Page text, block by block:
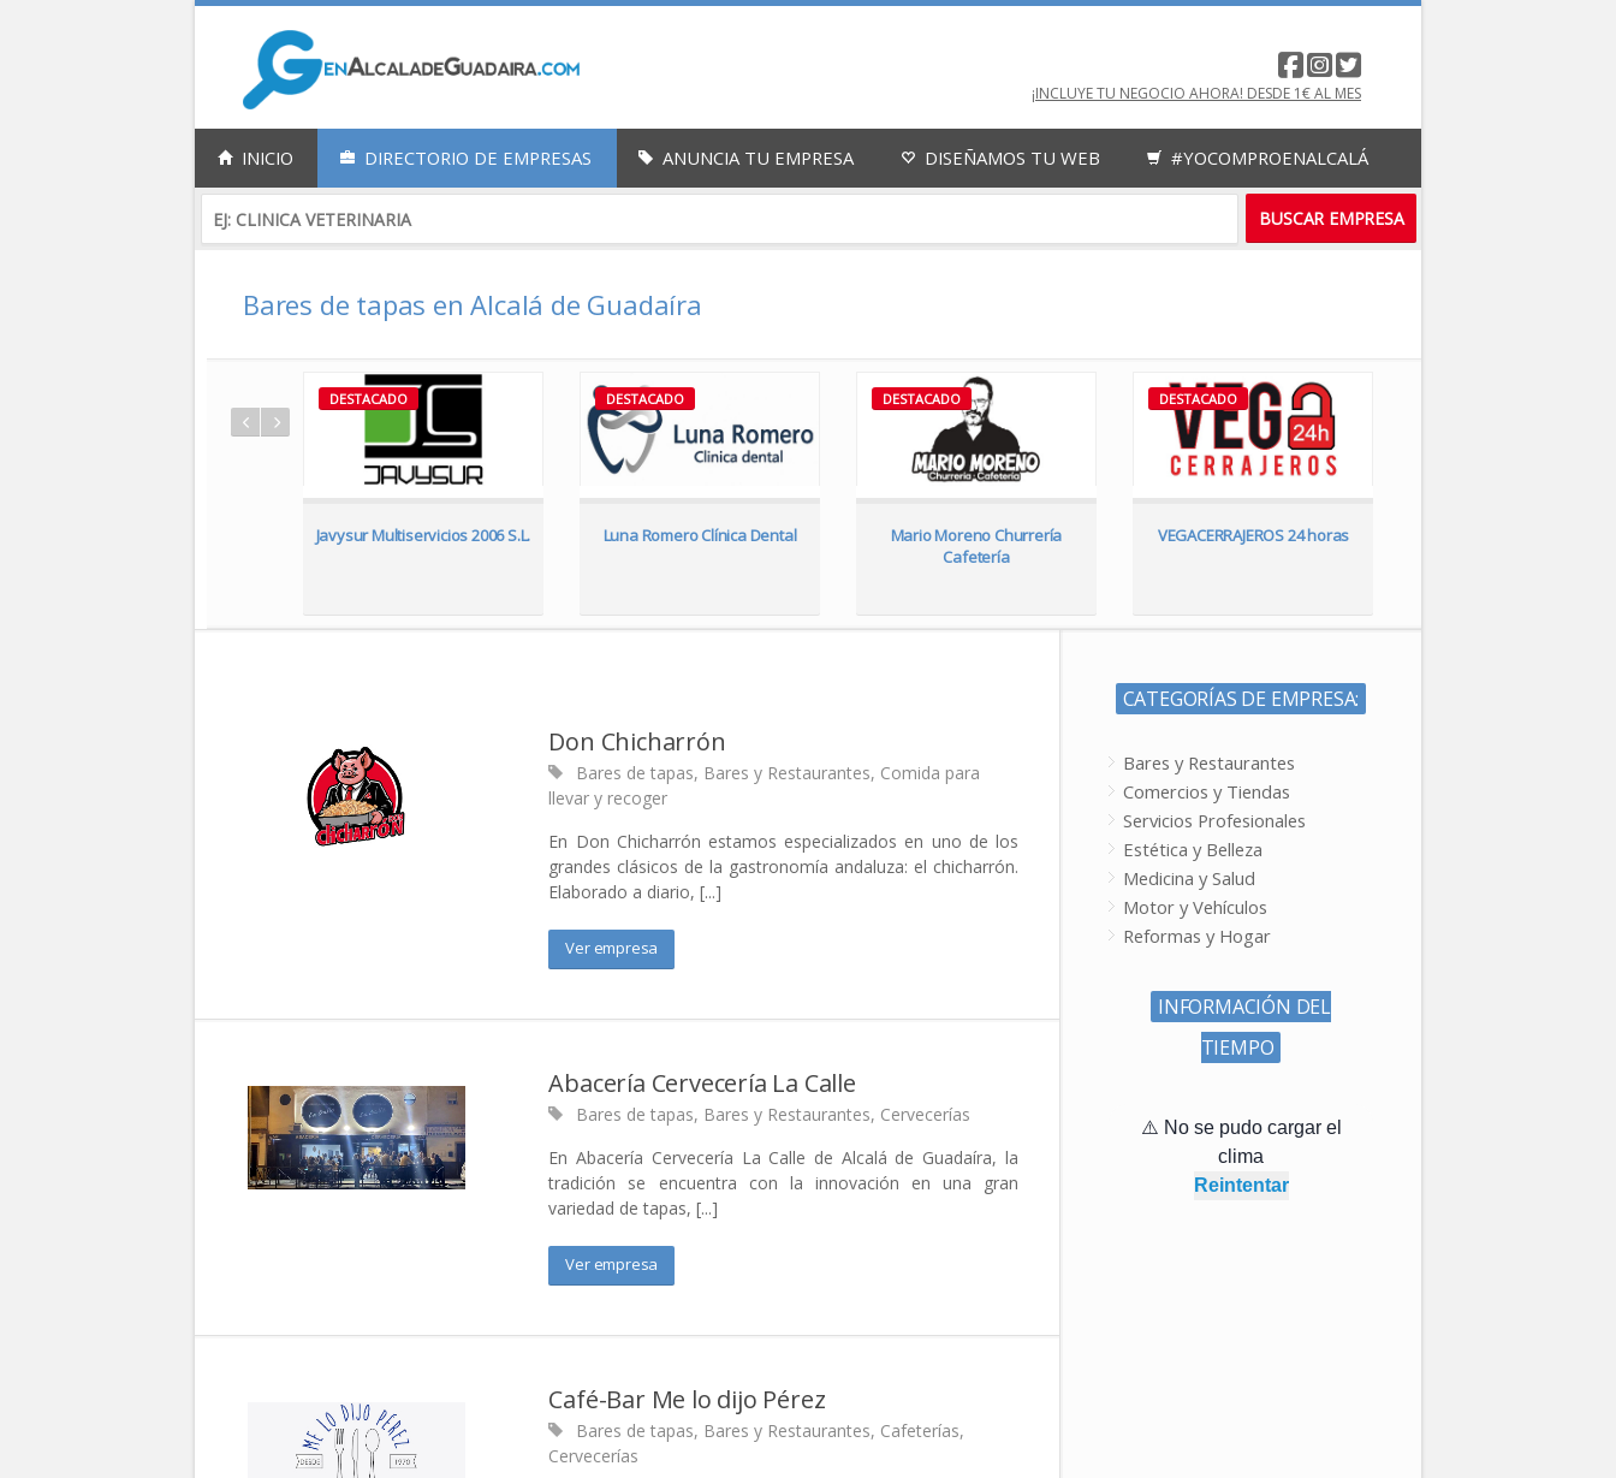
¡INCLUYE TU NEGOCIO AHORA! DESDE 1€ AL MES
INICIO DIRECTORIO DE EMPRESAS ANUNCIA TU EMPRESA DISEÑAMOS TU WEB #YOCOMPROENALCALÁ
Bares de tapas en Alcalá de Guadaíra
DESTACADO
Javysur Multiservicios 2006 S.L.
DESTACADO
Luna Romero Clínica Dental
DESTACADO
Mario Moreno Churrería
Cafetería
DESTACADO
VEGACERRAJEROS 24 horas
Don Chicharrón
Bares de tapas, Bares y Restaurantes, Comida para
llevar y recoger
En Don Chicharrón estamos especializados en uno de los
grandes clásicos de la gastronomía andaluza: el chicharrón.
Elaborado a diario, [...]
Ver empresa
Abacería Cervecería La Calle
Bares de tapas, Bares y Restaurantes, Cervecerías
En Abacería Cervecería La Calle de Alcalá de Guadaíra, la
tradición se encuentra con la innovación en una gran
variedad de tapas, [...]
Ver empresa
Café-Bar Me lo dijo Pérez
Bares de tapas, Bares y Restaurantes, Cafeterías,
Cervecerías
CATEGORÍAS DE EMPRESA:
Bares y Restaurantes
Comercios y Tiendas
Servicios Profesionales
Estética y Belleza
Medicina y Salud
Motor y Vehículos
Reformas y Hogar
INFORMACIÓN DEL
TIEMPO